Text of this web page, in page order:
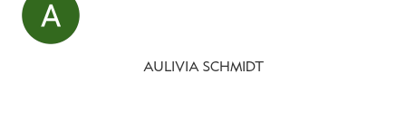
AULIVIA SCHMIDT